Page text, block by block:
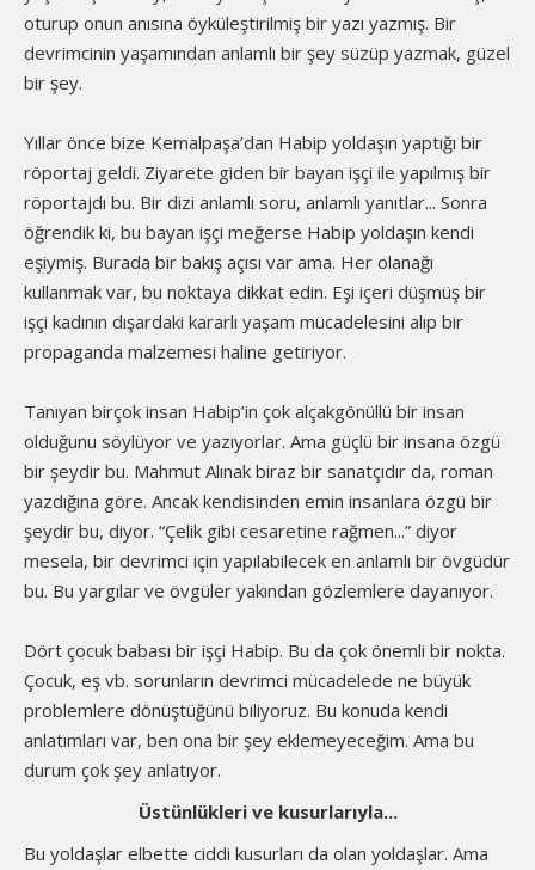
oturup onun anısına öyküleştirilmiş bir yazı yazmış. Bir
devrimcinin yaşamından anlamlı bir şey süzüp yazmak, güzel
bir şey.
Yıllar önce bize Kemalpaşa’dan Habip yoldaşın yaptığı bir
röportaj geldi. Ziyarete giden bir bayan işçi ile yapılmış bir
röportajdı bu. Bir dizi anlamlı soru, anlamlı yanıtlar... Sonra
öğrendik ki, bu bayan işçi meğerse Habip yoldaşın kendi
eşiymiş. Burada bir bakış açısı var ama. Her olanağı
kullanmak var, bu noktaya dikkat edin. Eşi içeri düşmüş bir
işçi kadının dışardaki kararlı yaşam mücadelesini alıp bir
propaganda malzemesi haline getiriyor.
Tanıyan birçok insan Habip’in çok alçakgönüllü bir insan
olduğunu söylüyor ve yazıyorlar. Ama güçlü bir insana özgü
bir şeydir bu. Mahmut Alınak biraz bir sanatçıdır da, roman
yazdığına göre. Ancak kendisinden emin insanlara özgü bir
şeydir bu, diyor. “Çelik gibi cesaretine rağmen...” diyor
mesela, bir devrimci için yapılabilecek en anlamlı bir övgüdür
bu. Bu yargılar ve övgüler yakından gözlemlere dayanıyor.
Dört çocuk babası bir işçi Habip. Bu da çok önemli bir nokta.
Çocuk, eş vb. sorunların devrimci mücadelede ne büyük
problemlere dönüştüğünü biliyoruz. Bu konuda kendi
anlatımları var, ben ona bir şey eklemeyeceğim. Ama bu
durum çok şey anlatıyor.
Üstünlükleri ve kusurlarıyla...
Bu yoldaşlar elbette ciddi kusurları da olan yoldaşlar. Ama